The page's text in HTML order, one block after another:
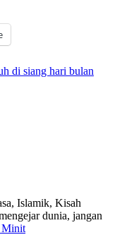
di siang hari bulan
Islamik, Kisah
dunia, jangan
Minit